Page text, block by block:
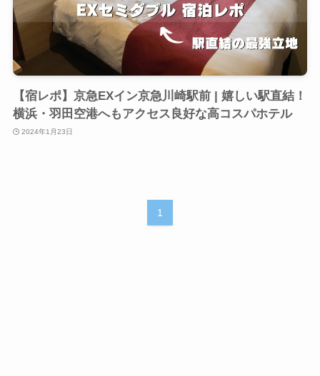
【宿レポ】京急EXイン京急川崎駅前 | 嬉しい駅直結！
横浜・羽田空港へもアクセス良好な高コスパホテル
2024年1月23日
1